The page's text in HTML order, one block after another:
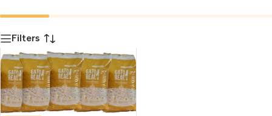
Filters